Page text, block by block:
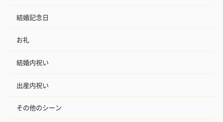
結婚記念日
お礼
結婚内祝い
出産内祝い
その他のシーン